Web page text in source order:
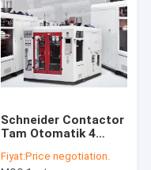
Schneider Contactor
Tam Otomatik 4
üfleme kalıplama
Fiyat:Price negotiation.